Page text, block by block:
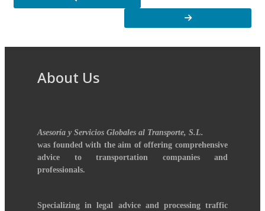
About Us
Asesoría y Servicios Globales al Transporte, S.L.
was founded with the aim of offering comprehensive
advice to transportation companies and
professionals.
Specializing in legal advice and processing traffic